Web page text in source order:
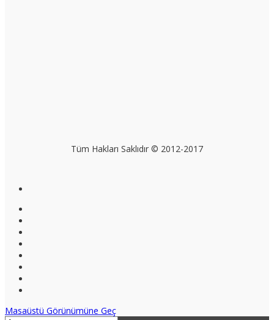
Tüm Hakları Saklıdır © 2012-2017
Masaüstü Görünümüne Geç